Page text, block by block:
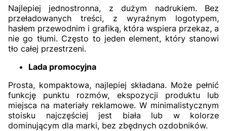
Najlepiej jednostronna, z dużym nadrukiem. Bez
przeładowanych treści, z wyraźnym logotypem,
hasłem przewodnim i grafiką, która wspiera przekaz, a
nie go tłumi. Często to jeden element, który stanowi
tło całej przestrzeni.
Lada promocyjna
Prosta, kompaktowa, najlepiej składana. Może pełnić
funkcję punktu rozmów, ekspozycji produktu lub
miejsca na materiały reklamowe. W minimalistycznym
stoisku najczęściej jest biała lub w kolorze
dominującym dla marki, bez zbędnych ozdobników.